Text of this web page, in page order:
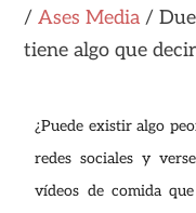
/ Ases Media /
tiene algo que
¿Puede existir algo
redes sociales y
vídeos de comida